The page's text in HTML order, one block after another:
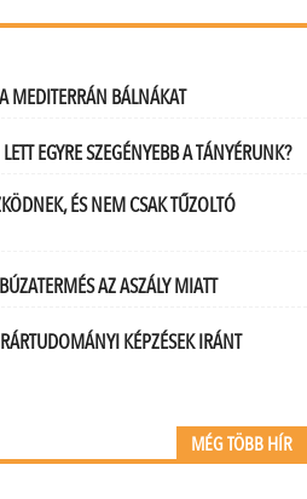
MEDITERRÁN BÁLNÁKAT
EGYRE SZEGÉNYEBB A TÁNYÉRUNK?
ÉS NEM CSAK TŰZOLTÓ
AZ ASZÁLY MIATT
KÉPZÉSEK IRÁNT
MÉG TÖBB HÍR